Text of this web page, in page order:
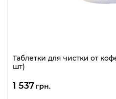
Таблетки для чистки от
шт)
1 537 грн.